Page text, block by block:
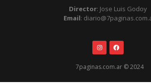
Director: Jose Luis Godoy
Email:
7paginas.com.ar © 2024